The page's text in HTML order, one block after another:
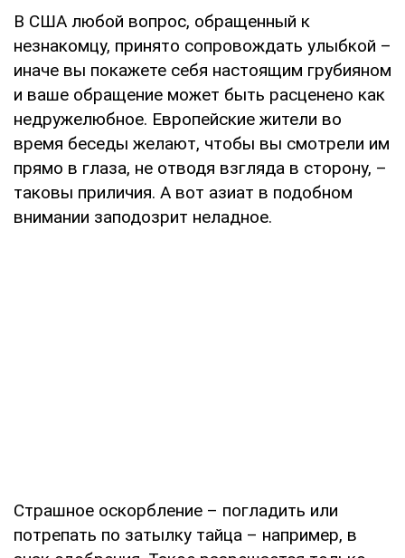
В США любой вопрос, обращенный к
незнакомцу, принято сопровождать улыбкой –
иначе вы покажете себя настоящим грубияном
и ваше обращение может быть расценено как
недружелюбное. Европейские жители во
время беседы желают, чтобы вы смотрели им
прямо в глаза, не отводя взгляда в сторону, –
таковы приличия. А вот азиат в подобном
внимании заподозрит неладное.
Страшное оскорбление – погладить или
потрепать по затылку тайца – например, в